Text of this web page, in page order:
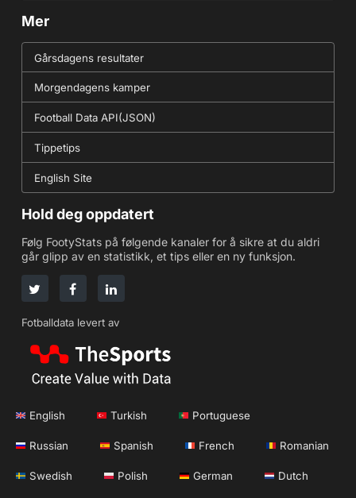
Mer
Gårsdagens resultater
Morgendagens kamper
Football Data API(JSON)
Tippetips
English Site
Hold deg oppdatert
Følg FootyStats på følgende kanaler for å sikre at du aldri
går glipp av en statistikk, et tips eller en ny funksjon.
Fotballdata levert av
English Turkish Portuguese
Russian Spanish French Romanian
Swedish Polish German Dutch